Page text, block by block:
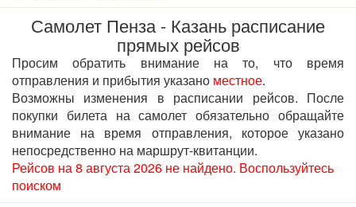
Самолет Пенза - Казань расписание
прямых рейсов
Просим обратить внимание на то, что время
отправления и прибытия указано местное.
Возможны изменения в расписании рейсов. После
покупки билета на самолет обязательно обращайте
внимание на время отправления, которое указано
непосредственно на маршрут-квитанции.
Рейсов на 8 августа 2026 не найдено. Воспользуйтесь
поиском